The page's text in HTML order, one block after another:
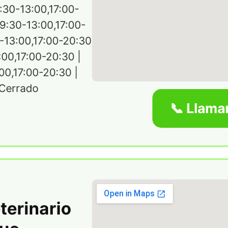
13:00,17:00-
13:00,17:00-
20:30
20:30 |
20:30 |
📞